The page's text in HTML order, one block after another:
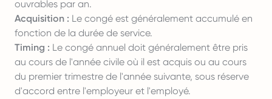
ouvrables par an.
Acquisition : Le congé est généralement accumulé en
fonction de la durée de service.
Timing : Le congé annuel doit généralement être pris
au cours de l'année civile où il est acquis ou au cours
du premier trimestre de l'année suivante, sous réserve
d'accord entre l'employeur et l'employé.